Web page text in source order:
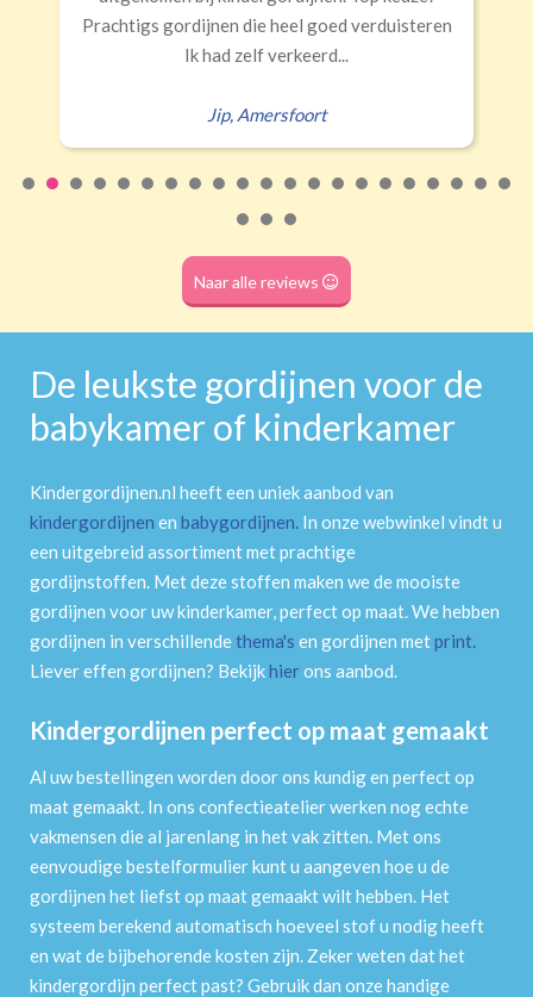
(wave plooi)
Roede
(tunnel)
(dubbele tunnel)
Half verduisterend Volledige verduisterend
die heel goed verduisteren
Naar alle reviews
De leukste gordijnen voor de
babykamer of kinderkamer
Kindergordijnen.nl heeft een uniek aanbod van
kindergordijnen en babygordijnen. In onze webwinkel vindt u
een uitgebreid assortiment met prachtige
gordijnstoffen. Met deze stoffen maken we de mooiste
gordijnen voor uw kinderkamer, perfect op maat. We hebben
gordijnen in verschillendethema's en gordijnen metprint.
Liever effen gordijnen? Bekijkhierons aanbod.
Kindergordijnen perfect op maat gemaakt
Al uw bestellingen worden door ons kundig en perfect op
maat gemaakt. In ons confectieatelier werken nog echte
vakmensen die al jarenlang in het vak zitten. Met ons
eenvoudige bestelformulier kunt u aangeven hoe u de
gordijnen het liefst op maat gemaakt wilt hebben. Het
systeem berekend automatisch hoeveel stof u nodig heeft
en wat de bijbehorende kosten zijn. Zeker weten dat het
kindergordijn perfect past? Gebruik dan onze handige